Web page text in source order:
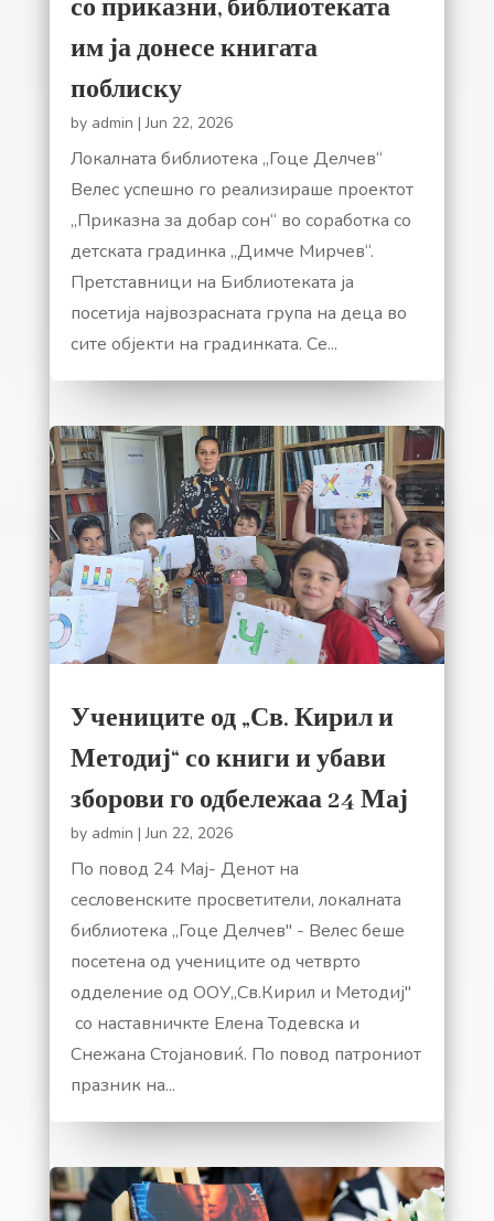
со приказни, библиотеката
им ја донесе книгата
поблиску
by admin |Jun 22, 2026
Локалната библиотека „Гоце Делчев“
Велес успешно го реализираше проектот
„Приказна за добар сон“ во соработка со
детската градинка „Димче Мирчев“.
Претставници на Библиотеката ја
посетија највозрасната група на деца во
сите објекти на градинката. Се...
Учениците од „Св. Кирил и
Методиј“ со книги и убави
зборови го одбележаа 24 Мај
by admin |Jun 22, 2026
По повод 24 Мај- Денот на
сесловенските просветители, локалната
библиотека ,,Гоце Делчев" - Велес беше
посетена од учениците од четврто
одделение од ООУ,,Св.Кирил и Методиј"
со наставничкте Елена Тодевска и
Снежана Стојановиќ. По повод патрониот
празник на...